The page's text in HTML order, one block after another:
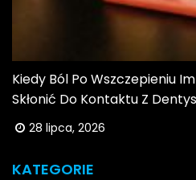
Kiedy Ból Po Wszczepieniu
Skłonić Do Kontaktu Z
28 lipca, 2026
KATEGORIE